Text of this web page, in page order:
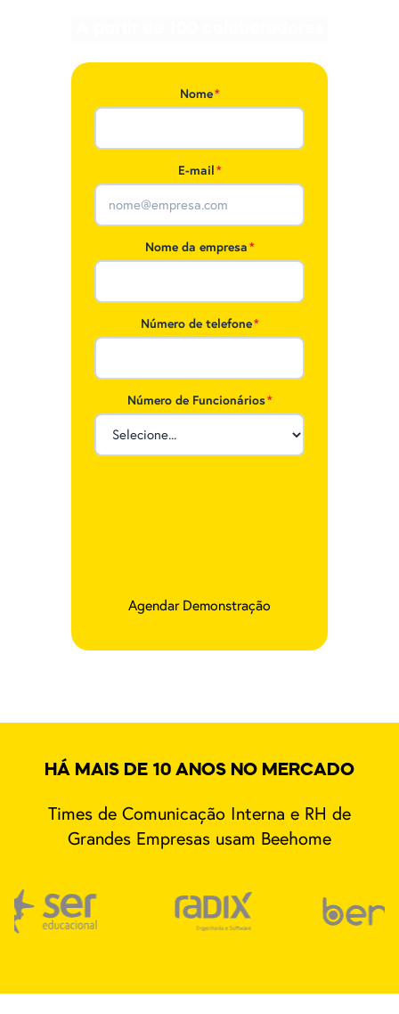
Nome*
E-mail*
Nome da empresa*
Número de telefone*
Número de Funcionários*
HÁ MAIS DE 10 ANOS NO MERCADO
Times de Comunicação Interna e RH de
Grandes Empresas usam Beehome